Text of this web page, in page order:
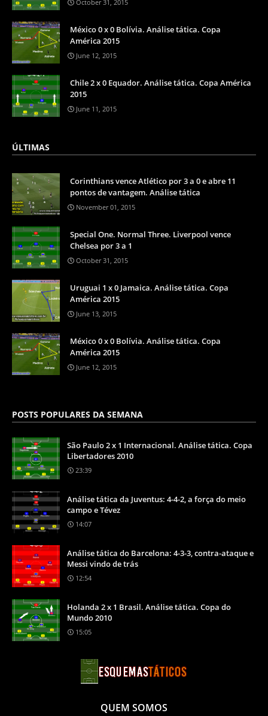
October 31, 2015
México 0 x 0 Bolívia. Análise tática. Copa
América 2015
June 12, 2015
Chile 2 x 0 Equador. Análise tática. Copa América
2015
June 11, 2015
ÚLTIMAS
Corinthians vence Atlético por 3 a 0 e abre 11
pontos de vantagem. Análise tática
November 01, 2015
Special One. Normal Three. Liverpool vence
Chelsea por 3 a 1
October 31, 2015
Uruguai 1 x 0 Jamaica. Análise tática. Copa
América 2015
June 13, 2015
México 0 x 0 Bolívia. Análise tática. Copa
América 2015
June 12, 2015
POSTS POPULARES DA SEMANA
São Paulo 2 x 1 Internacional. Análise tática. Copa
Libertadores 2010
23:39
Análise tática da Juventus: 4-4-2, a força do meio
campo e Tévez
14:07
Análise tática do Barcelona: 4-3-3, contra-ataque e
Messi vindo de trás
12:54
Holanda 2 x 1 Brasil. Análise tática. Copa do
Mundo 2010
15:05
QUEM SOMOS